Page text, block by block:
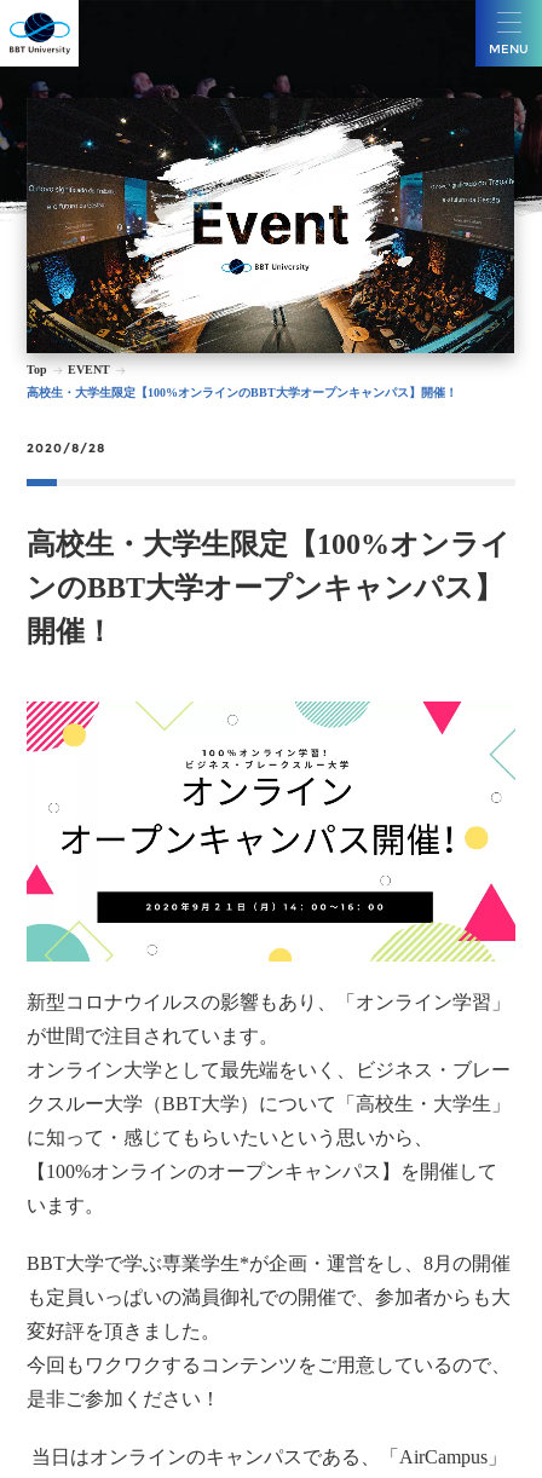
MENU
Top
EVENT
高校生・大学生限定【100%オンラインのBBT大学オープンキャンパス】開催！
2020/8/28
高校生・大学生限定【100%オンライ
ンのBBT大学オープンキャンパス】
開催！
新型コロナウイルスの影響もあり、「オンライン学習」
が世間で注目されています。
オンライン大学として最先端をいく、ビジネス・ブレー
クスルー大学（BBT大学）について「高校生・大学生」
に知って・感じてもらいたいという思いから、
【100%オンラインのオープンキャンパス】を開催して
います。
BBT大学で学ぶ専業学生*が企画・運営をし、8月の開催
も定員いっぱいの満員御礼での開催で、参加者からも大
変好評を頂きました。
今回もワクワクするコンテンツをご用意しているので、
是非ご参加ください！
当日はオンラインのキャンパスである、「AirCampus」